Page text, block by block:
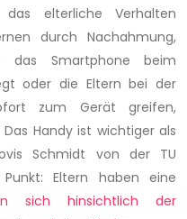
elterliche Verhalten
durch Nachahmung,
das Smartphone beim
oder die Eltern bei der
zum Gerät greifen,
Handy ist wichtiger als
Schmidt von der TU
Eltern haben eine
sich hinsichtlich der